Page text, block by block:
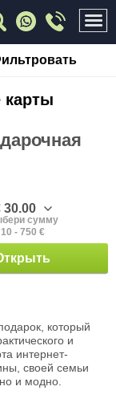
карты
30.00
сумму
10 - 750 €
который
и
интернет-
своей семьи
и модно.